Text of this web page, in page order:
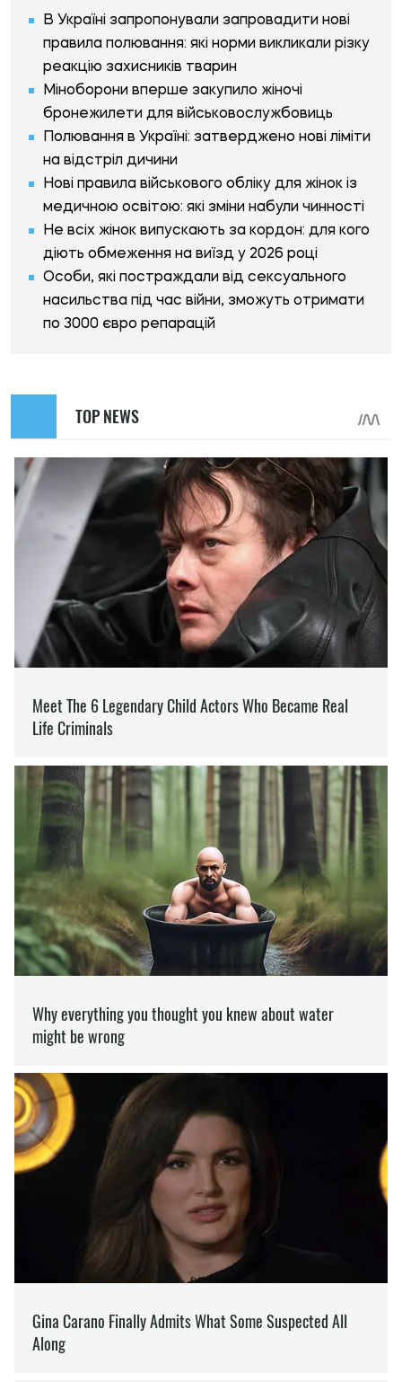
В Україні запропонували запровадити нові
правила полювання: які норми викликали різку
реакцію захисників тварин
Міноборони вперше закупило жіночі
бронежилети для військовослужбовиць
Полювання в Україні: затверджено нові ліміти
на відстріл дичини
Нові правила військового обліку для жінок із
медичною освітою: які зміни набули чинності
Не всіх жінок випускають за кордон: для кого
діють обмеження на виїзд у 2026 році
Особи, які постраждали від сексуального
насильства під час війни, зможуть отримати
по 3000 євро репарацій